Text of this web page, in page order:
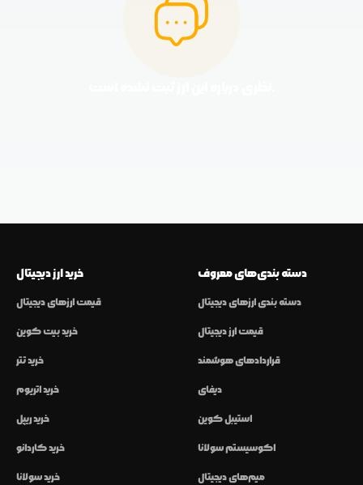
خرید ارز دیجیتال
قیمت ارزهای دیجیتال
خرید بیت کوین
خرید تتر
خرید اتریوم
خرید ریپل
خرید کاردانو
خرید سولانا
دسته بندی‌های معروف
دسته بندی ارزهای دیجیتال
قیمت ارز دیجیتال
قراردادهای هوشمند
دیفای
استیبل کوین
اکوسیستم سولانا
میم‌های دیجیتال